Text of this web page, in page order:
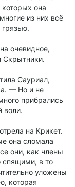
она
из них всё
очевидное,
Скрытники.
Сауриал,
— Но и не
прибрались
воли.
на Крикет.
она сломала
они, как члены
спящими, в то
уложены
которая